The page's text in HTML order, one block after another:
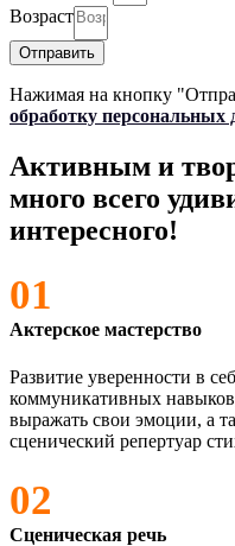
Возраст
Отправить
Нажимая на кнопку
обработку персональных
Активным и
много всего
интересного!
01
Актерское мастерство
Развитие уверенности в
коммуникативных
выражать свои эмоции, а
сценический репертуар
02
Сценическая речь